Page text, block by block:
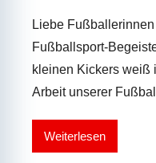
Liebe
Fußballsport-
kleinen Kickers weiß
Arbeit unserer
Weiterlesen